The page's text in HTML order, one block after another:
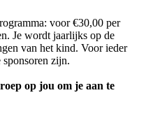
voor €30,00 per
Je wordt jaarlijks op de
van het kind. Voor ieder
zijn.
op jou om je aan te